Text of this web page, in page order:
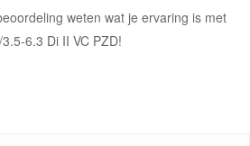
weten wat je ervaring is met
6.3 Di II VC PZD!